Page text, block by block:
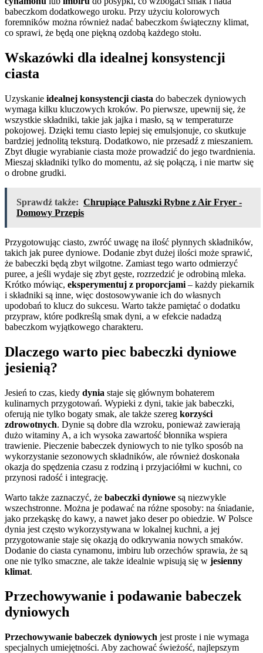
babeczkom dodatkowego uroku. Przy użyciu kolorowych
foremników można również nadać babeczkom świąteczny klimat,
co sprawi, że będą one piękną ozdobą każdego stołu.
Wskazówki dla idealnej konsystencji
ciasta
Uzyskanie idealnej konsystencji ciasta do babeczek dyniowych
wymaga kilku kluczowych kroków. Po pierwsze, upewnij się, że
wszystkie składniki, takie jak jajka i masło, są w temperaturze
pokojowej. Dzięki temu ciasto lepiej się emulsjonuje, co skutkuje
bardziej jednolitą teksturą. Dodatkowo, nie przesadź z mieszaniem.
Zbyt długie wyrabianie ciasta może prowadzić do jego twardnienia.
Mieszaj składniki tylko do momentu, aż się połączą, i nie martw się
o drobne grudki.
Sprawdź także: Chrupiące Paluszki Rybne z Air Fryer -
Domowy Przepis
Przygotowując ciasto, zwróć uwagę na ilość płynnych składników,
takich jak puree dyniowe. Dodanie zbyt dużej ilości może sprawić,
że babeczki będą zbyt wilgotne. Zamiast tego warto odmierzyć
puree, a jeśli wydaje się zbyt gęste, rozrzedzić je odrobiną mleka.
Krótko mówiąc, eksperymentuj z proporcjami – każdy piekarnik
i składniki są inne, więc dostosowywanie ich do własnych
upodobań to klucz do sukcesu. Warto także pamiętać o dodatku
przypraw, które podkreślą smak dyni, a w efekcie nadadzą
babeczkom wyjątkowego charakteru.
Dlaczego warto piec babeczki dyniowe
jesienią?
Jesień to czas, kiedy dynia staje się głównym bohaterem
kulinarnych przygotowań. Wypieki z dyni, takie jak babeczki,
oferują nie tylko bogaty smak, ale także szereg korzyści
zdrowotnych. Dynie są dobre dla wzroku, ponieważ zawierają
dużo witaminy A, a ich wysoka zawartość błonnika wspiera
trawienie. Pieczenie babeczek dyniowych to nie tylko sposób na
wykorzystanie sezonowych składników, ale również doskonała
okazja do spędzenia czasu z rodziną i przyjaciółmi w kuchni, co
przynosi radość i integrację.
Warto także zaznaczyć, że babeczki dyniowe są niezwykle
wszechstronne. Można je podawać na różne sposoby: na śniadanie,
jako przekąskę do kawy, a nawet jako deser po obiedzie. W Polsce
dynia jest często wykorzystywana w lokalnej kuchni, a jej
przygotowanie staje się okazją do odkrywania nowych smaków.
Dodanie do ciasta cynamonu, imbiru lub orzechów sprawia, że są
one nie tylko smaczne, ale także idealnie wpisują się w jesienny
klimat.
Przechowywanie i podawanie babeczek
dyniowych
Przechowywanie babeczek dyniowych jest proste i nie wymaga
specjalnych umiejętności. Aby zachować świeżość, najlepszym